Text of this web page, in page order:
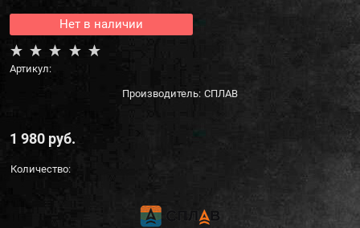
Нет в наличии
Артикул:
Производитель: СПЛАВ
1 980 руб.
Количество: